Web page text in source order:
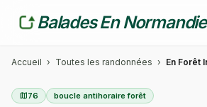
Balades En
Accueil › Toutes les randonnées › En Forêt
map76 boucle antihoraire forêt